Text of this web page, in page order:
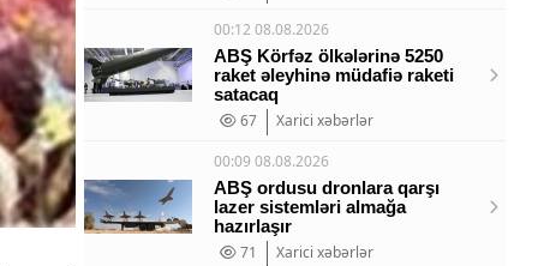
00:12 08.08.2026
ABŞ Körfəz ölkələrinə 5250
raket əleyhinə müdafiə raketi
satacaq
67
Xarici xəbərlər
00:09 08.08.2026
ABŞ ordusu dronlara qarşı
lazer sistemləri almağa
hazırlaşır
71
Xarici xəbərlər